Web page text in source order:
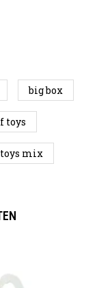
big box
toys
toys mix